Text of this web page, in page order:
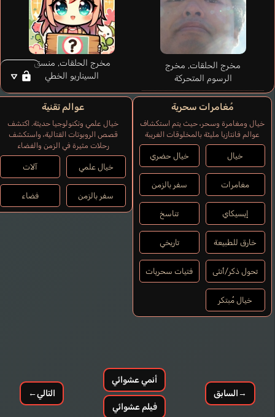
مخرج الحلقات, مخرج
الرسوم المتحركة
مخرج الحلقات, منسق
السيناريو الخطي
مُغامرات سحرية
خيال ومغامرة وسحر، حيث يتم استكشاف
عوالم فانتازيا مليئة بالمخلوقات الغريبة
خيال خيال حضري
مغامرات سفر بالزمن
إيسيكاي تناسخ
خارق للطبيعة تاريخي
تحول ذكر/أنثى فتيات سحريات
خيال مُبتكر
عوالم تقنية
خيال علمي وتكنولوجيا حديثة. اكتشف
قصص الروبوتات القتالية، واستكشف
رحلات مثيرة في الزمن والفضاء
خيال علمي آلات
سفر بالزمن فضاء
→السابق
أنمي عشوائي
فيلم عشوائي
التالي←